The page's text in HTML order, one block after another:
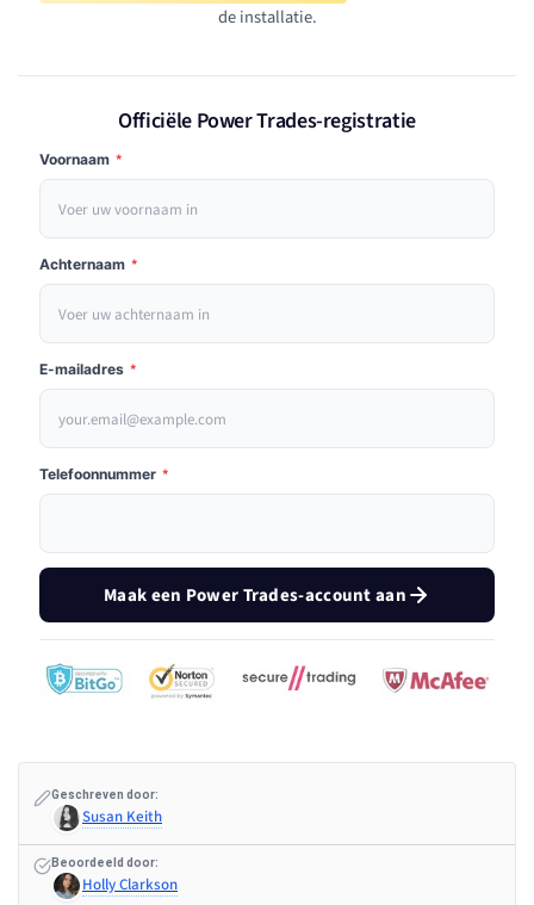
de installatie.
Officiële Power Trades-registratie
Voornaam *
Achternaam *
E-mailadres *
Telefoonnummer *
Maak een Power Trades-account aan
Geschreven door:
Susan Keith
Beoordeeld door:
Holly Clarkson